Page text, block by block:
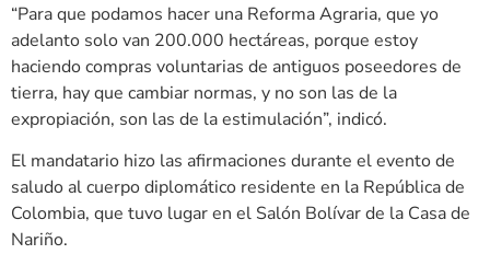
“Para que podamos hacer una Reforma Agraria, que yo
adelanto solo van 200.000 hectáreas, porque estoy
haciendo compras voluntarias de antiguos poseedores de
tierra, hay que cambiar normas, y no son las de la
expropiación, son las de la estimulación”, indicó.
El mandatario hizo las afirmaciones durante el evento de
saludo al cuerpo diplomático residente en la República de
Colombia, que tuvo lugar en el Salón Bolívar de la Casa de
Nariño.